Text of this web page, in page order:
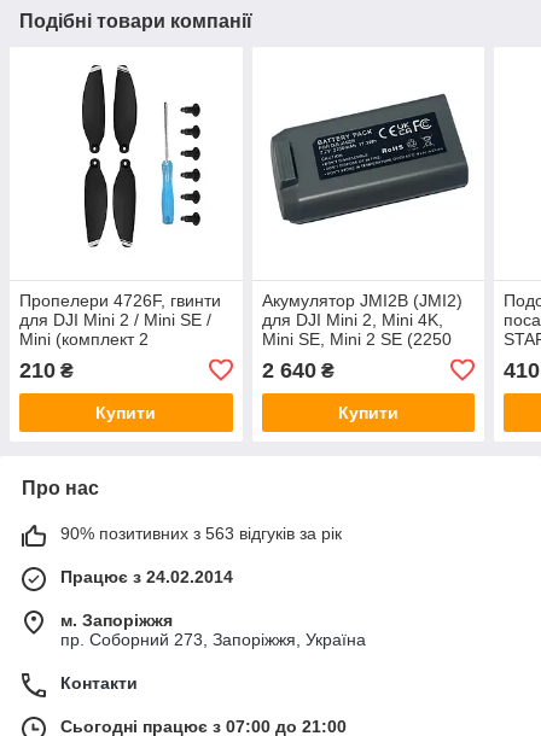
Подібні товари компанії
Пропелери 4726F, гвинти
для DJI Mini 2 / Mini SE /
Mini (комплект 2
викрутка)
210 ₴
Купити
Акумулятор JMI2B (JMI2)
для DJI Mini 2, Mini 4K,
Mini SE, Mini 2 SE (2250
2 640₴
Купити
410
Про нас
90% позитивних з 563 відгуків за рік
Працює з 24.02.2014
м. Запоріжжя
пр. Соборний 273, Запоріжжя, Україна
Контакти
Сьогодні працює з 07:00 до 21:00